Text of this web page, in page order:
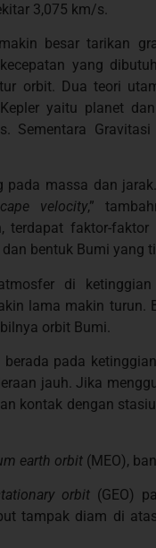
3,075 km/s.
besar tarikan
yang
orbit. Dua teori
yaitu planet
Sementara
pada massa dan
velocity,”
terdapat faktor-
bentuk Bumi yang
di
lama makin turun.
orbit Bumi.
berada pada
jauh. Jika
kontak dengan
earth orbit(MEO),
orbit(GEO)
tampak diam di